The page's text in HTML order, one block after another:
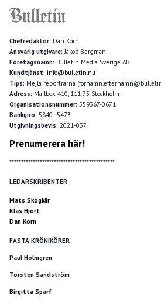
Chefredaktör: Dan Korn
Ansvarig utgivare: Jakob Bergman
Företagsnamn: Bulletin Media Sverige AB
Kundtjänst: info@bulletin.nu
Tips: Mejla reportrarna
Adress: Mailbox 410, 111 73 Stockholm
Organisationsnummer: 559367-0671
Bankgiro: 5840–5473
Utgivningsbevis: 2021-037
Prenumerera här!
*********************************************
LEDARSKRIBENTER
Mats Skogkär
Klas Hjort
Dan Korn
FASTA KRÖNIKÖRER
Paul Holmgren
Torsten Sandström
Birgitta Sparf